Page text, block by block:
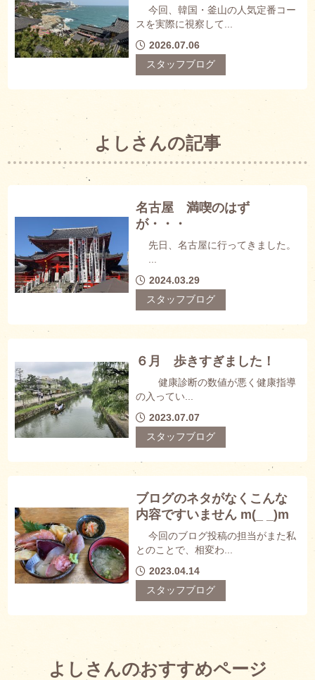
今回、韓国・釜山の人気定番コー
スを実際に視察して...
2026.07.06
スタッフブログ
よしさんの記事
名古屋 満喫のはず
が・・・
先日、名古屋に行ってきました。
2024.03.29
スタッフブログ
６月 歩きすぎました！
健康診断の数値が悪く健康指導
の入ってい...
2023.07.07
スタッフブログ
ブログのネタがなくこんな
内容ですいません m(_ _)m
今回のブログ投稿の担当がまた私
とのことで、相変わ...
2023.04.14
スタッフブログ
よしさんのおすすめページ